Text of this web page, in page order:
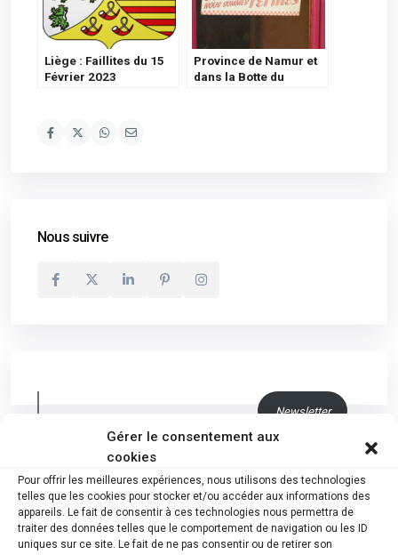
Gérer le consentement aux
cookies
Pour offrir les meilleures expériences, nous utilisons des technologies
telles que les cookies pour stocker et/ou accéder aux informations des
appareils. Le fait de consentir à ces technologies nous permettra de
traiter des données telles que le comportement de navigation ou les ID
uniques sur ce site. Le fait de ne pas consentir ou de retirer son
Liège : Faillites du 15
Février 2023
Province de Namur et
dans la Botte du
Nous suivre
Newsletter
Luxembourg : « Près de 150 de nos entreprises pourraient
mettre la clé sous le paillasson en 2025 »
3 mai 2025